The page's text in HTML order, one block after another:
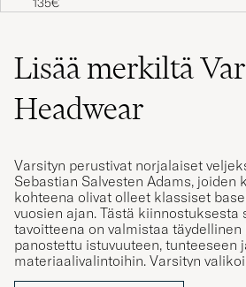
Lisää merkiltä
Headwear
Varsityn perustivat norjalaiset
Sebastian Salvesten Adams, joiden
kohteena olivat olleet klassiset
vuosien ajan. Tästä kiinnostuksesta
tavoitteena on valmistaa
panostettu istuvuuteen, tunteeseen
materiaalivalintoihin. Varsityn
minimalistisia päähineitä, joissa